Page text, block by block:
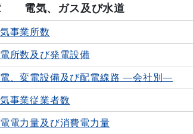
章 電気、ガス及び水道
事業所数
所数及び発電設備
、変電設備及び配電線路 ―会社別―
事業従業者数
電力量及び消費電力量